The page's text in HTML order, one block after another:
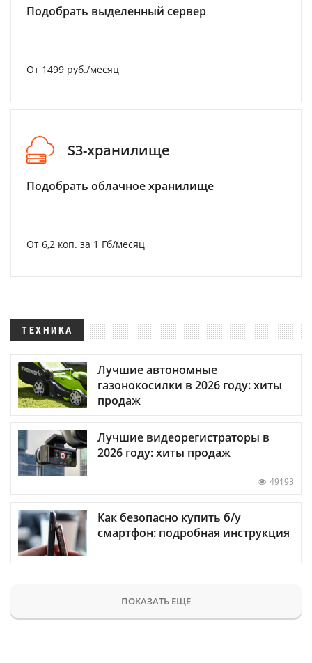
Подобрать выделенный сервер
От 1499 руб./месяц
S3-хранилище
Подобрать облачное хранилище
От 6,2 коп. за 1 Гб/месяц
ТЕХНИКА
Лучшие автономные
газонокосилки в 2026 году: хиты
продаж
Лучшие видеорегистраторы в
2026 году: хиты продаж
49193
Как безопасно купить б/у
смартфон: подробная инструкция
ПОКАЗАТЬ ЕЩЕ